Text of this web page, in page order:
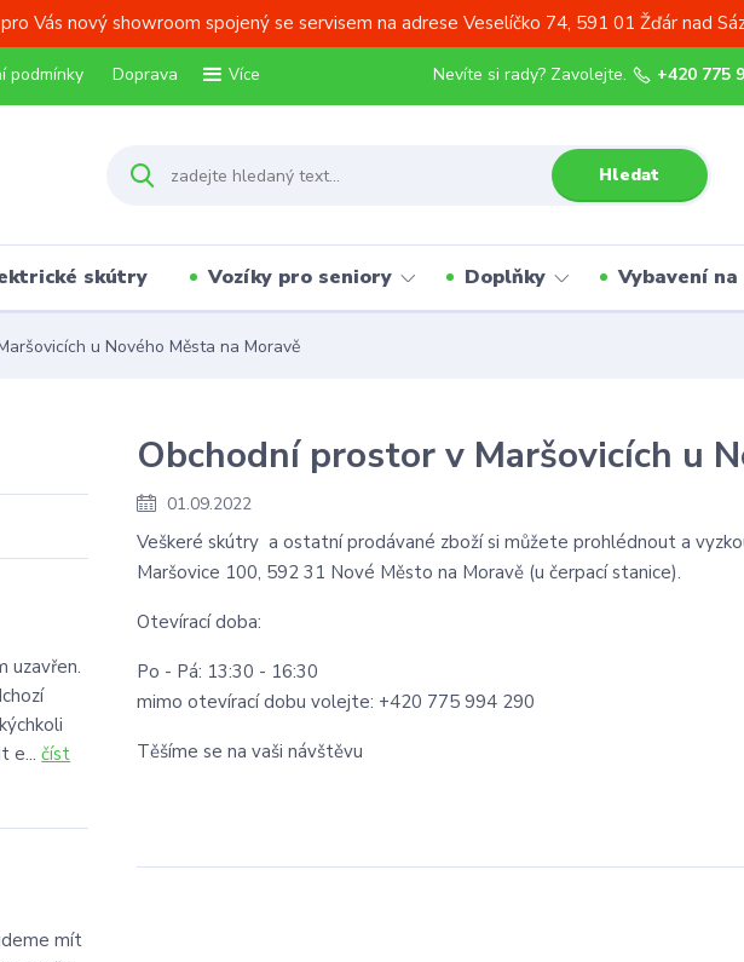
Vás nový showroom spojený se servisem na adrese Veselíčko 74, 591 01 Žďár nad
podmínky Doprava Více
Hledat
Nevíte si rady? Zavolejte. +420 775
skútry Vozíky pro seniory Doplňky Vybavení
u Nového Města na Moravě
uzavřen.
e...číst
mít
Obchodní prostor v Maršovicích u
01.09.2022
Veškeré skútry a ostatní prodávané zboží si můžete prohlédnout a
Maršovice 100, 592 31 Nové Město na Moravě (u čerpací stanice).
Otevírací doba:
Po - Pá: 13:30 - 16:30
mimo otevírací dobu volejte: +420 775 994 290
Těšíme se na vaši návštěvu